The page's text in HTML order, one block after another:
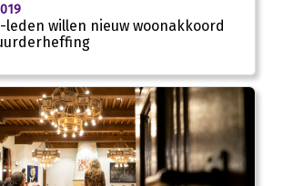
leden willen nieuw woonakkoord